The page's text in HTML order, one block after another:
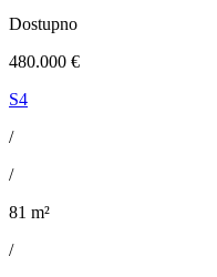
Dostupno
480.000 €
S4
/
/
81 m²
/